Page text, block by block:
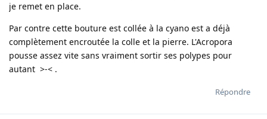
je remet en place.
Par contre cette bouture est collée à la cyano est a déjà
complètement encroutée la colle et la pierre. L'Acropora
pousse assez vite sans vraiment sortir ses polypes pour
autant >-< .
Répondre